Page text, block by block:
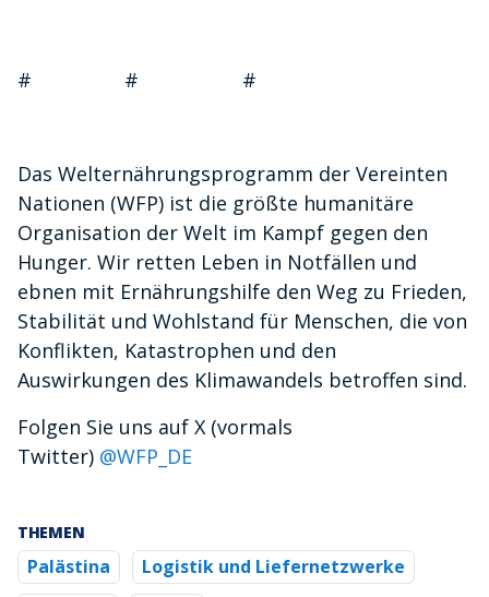
# # #
Das Welternährungsprogramm der Vereinten
Nationen (WFP) ist die größte humanitäre
Organisation der Welt im Kampf gegen den
Hunger. Wir retten Leben in Notfällen und
ebnen mit Ernährungshilfe den Weg zu Frieden,
Stabilität und Wohlstand für Menschen, die von
Konflikten, Katastrophen und den
Auswirkungen des Klimawandels betroffen sind.
Folgen Sie uns auf X (vormals
Twitter) @WFP_DE
THEMEN
Palästina
Logistik und Liefernetzwerke